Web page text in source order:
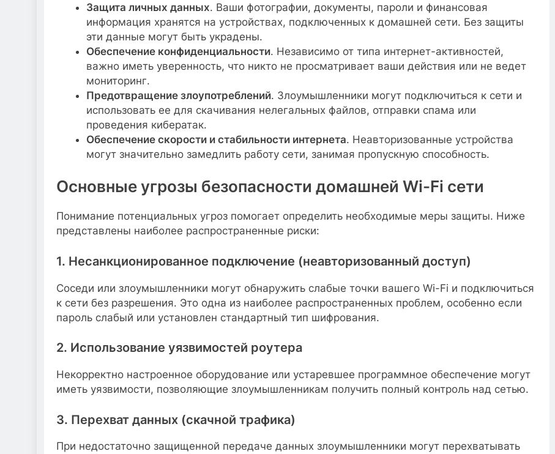
Защита личных данных. Ваши фотографии, документы, пароли и финансовая
информация хранятся на устройствах, подключенных к домашней сети. Без защиты
эти данные могут быть украдены.
Обеспечение конфиденциальности. Независимо от типа интернет-активностей,
важно иметь уверенность, что никто не просматривает ваши действия или не ведет
мониторинг.
Предотвращение злоупотреблений. Злоумышленники могут подключиться к сети и
использовать ее для скачивания нелегальных файлов, отправки спама или
проведения кибератак.
Обеспечение скорости и стабильности интернета. Неавторизованные устройства
могут значительно замедлить работу сети, занимая пропускную способность.
Основные угрозы безопасности домашней Wi-Fi сети
Понимание потенциальных угроз помогает определить необходимые меры защиты. Ниже
представлены наиболее распространенные риски:
1. Несанкционированное подключение (неавторизованный доступ)
Соседи или злоумышленники могут обнаружить слабые точки вашего Wi-Fi и подключиться
к сети без разрешения. Это одна из наиболее распространенных проблем, особенно если
пароль слабый или установлен стандартный тип шифрования.
2. Использование уязвимостей роутера
Некорректно настроенное оборудование или устаревшее программное обеспечение могут
иметь уязвимости, позволяющие злоумышленникам получить полный контроль над сетью.
3. Перехват данных (скачной трафика)
При недостаточно защищенной передаче данных злоумышленники могут перехватывать